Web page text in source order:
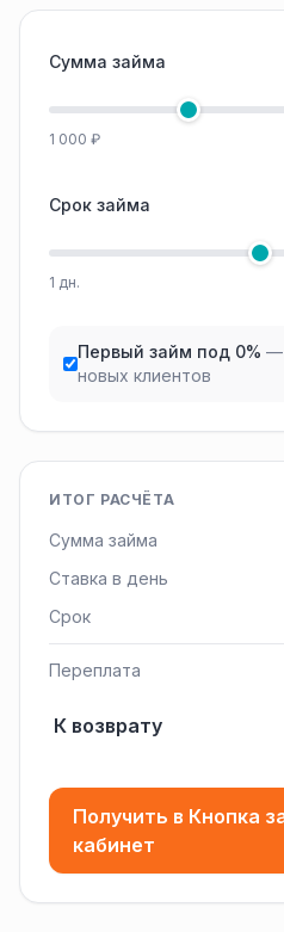
Сумма займа
1 000 ₽
Срок займа
1 дн.
Первый займ под 0% —
новых клиентов
ИТОГ РАСЧЁТА
Сумма займа
Ставка в день
Срок
Переплата
К возврату
Получить в Кнопка
кабинет